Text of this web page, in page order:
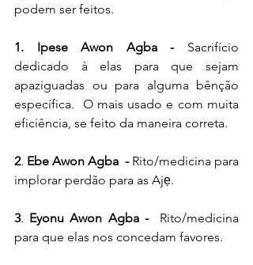
podem ser feitos.
1. Ipese Awon Agba - Sacrifício
dedicado à elas para que sejam
apaziguadas ou para alguma bênção
específica.  O mais usado e com muita
eficiência, se feito da maneira correta.
2. Ebe Awon Agba  - Rito/medicina para
implorar perdão para as Ajẹ.
3. Eyonu Awon Agba -
Rito/medicina
para que elas nos concedam favores.